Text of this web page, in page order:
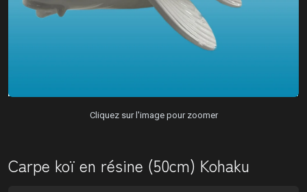
Cliquez sur l'image pour zoomer
Carpe koï en résine (50cm) Kohaku